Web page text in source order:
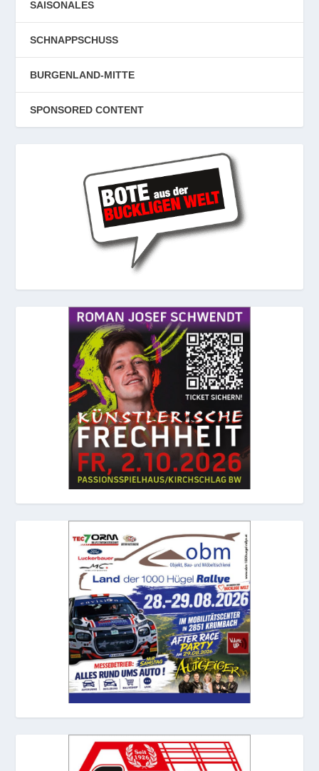
SAISONALES
SCHNAPPSCHUSS
BURGENLAND-MITTE
SPONSORED CONTENT